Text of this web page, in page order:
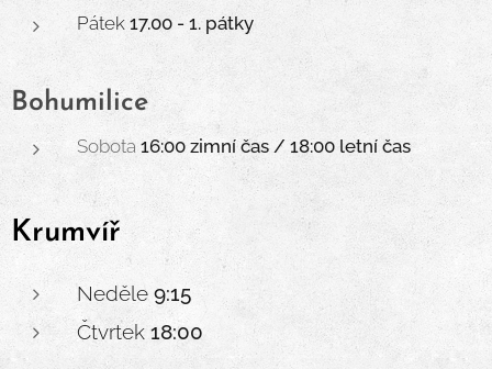
Pátek 17.00 - 1. pátky
Bohumilice
Sobota 16:00 zimní čas / 18:00 letní čas
Krumvíř
Neděle 9:15
Čtvrtek 18:00